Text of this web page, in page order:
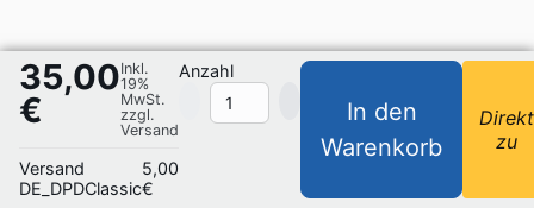
35,00
€
Inkl.
19%
MwSt.
zzgl.
Versand
Versand
DE_DPDClassic
5,00
€
Anzahl
In den
Warenkorb
Direkt
zu